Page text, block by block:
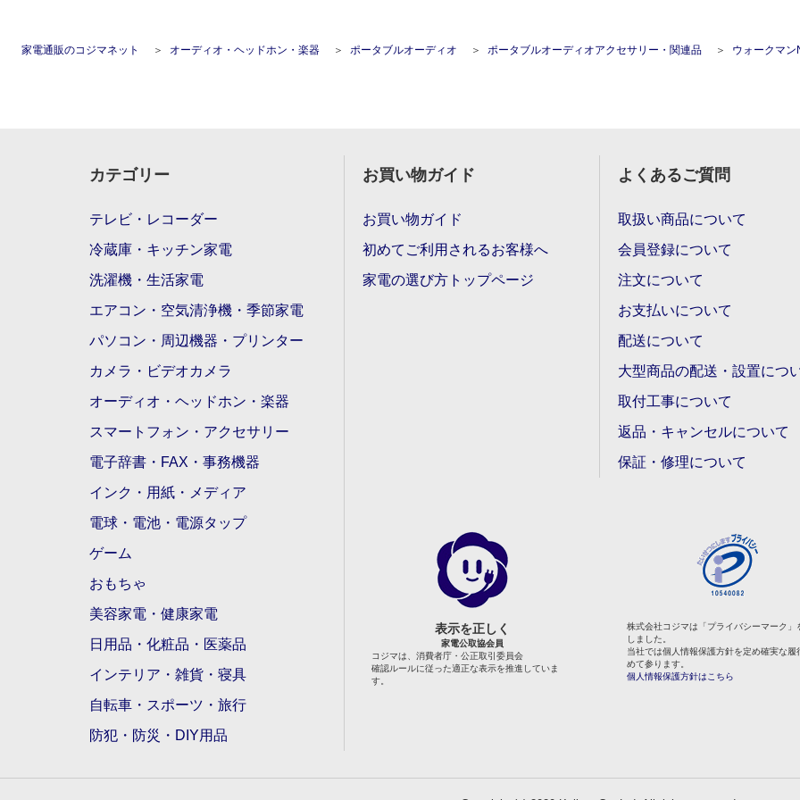
家電通販のコジマネット オーディオ・ヘッドホン・楽器 ポータブルオーディオ ポータブルオーディオアクセサリー・関連品 ウォークマンNW-A100シリーズ 液
カテゴリー
テレビ・レコーダー
冷蔵庫・キッチン家電
洗濯機・生活家電
エアコン・空気清浄機・季節家電
パソコン・周辺機器・プリンター
カメラ・ビデオカメラ
オーディオ・ヘッドホン・楽器
スマートフォン・アクセサリー
電子辞書・FAX・事務機器
インク・用紙・メディア
電球・電池・電源タップ
ゲーム
おもちゃ
美容家電・健康家電
日用品・化粧品・医薬品
インテリア・雑貨・寝具
自転車・スポーツ・旅行
防犯・防災・DIY用品
お買い物ガイド
お買い物ガイド
初めてご利用されるお客様へ
家電の選び方トップページ
よくあるご質問
取扱い商品について
会員登録について
注文について
お支払いについて
配送について
大型商品の配送・設置につ
取付工事について
返品・キャンセルについて
保証・修理について
表示を正しく
家電公取協会員
コジマは、消費者庁・公正取引委員会
確認ルールに従った適正な表示を推進していま
す。
株式会社コジマは「プライバシーマーク」
しました。
当社では個人情報保護方針を定め確実な履
めて参ります。
個人情報保護方針はこちら